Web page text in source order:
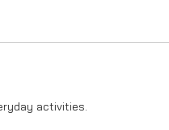
activities.